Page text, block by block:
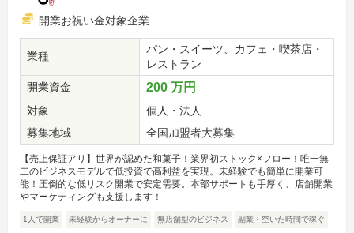
開業お祝い金対象企業
業種
パン・スイーツ、カフェ・喫茶店・
レストラン
開業資金
200 万円
対象
個人・法人
募集地域
全国加盟者大募集
【売上保証アリ】世界が認めた和菓子！業界初ストック×フロー！唯一無
二のビジネスモデルで低投資で高利益を実現。未経験でも簡単に開業可
能！圧倒的な低リスク開業で安定需要。本部サポートも手厚く、店舗開業
やマーケティングも支援します！
1人で開業 未経験からオーナーに 無店舗型のビジネス 副業・空いた時間で稼ぐ